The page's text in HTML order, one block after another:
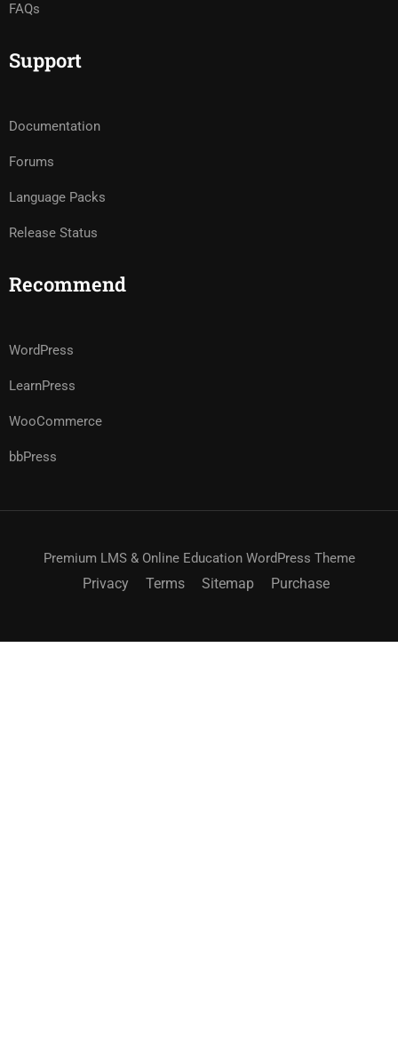
FAQs
Support
Documentation
Forums
Language Packs
Release Status
Recommend
WordPress
LearnPress
WooCommerce
bbPress
Premium LMS & Online Education WordPress Theme
Privacy Terms Sitemap Purchase